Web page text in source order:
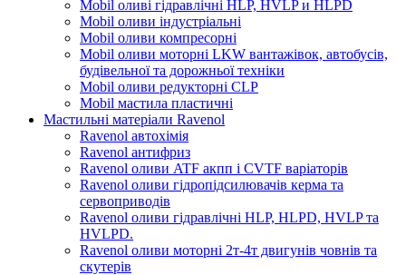
Mobil оливі гідравлічні HLP, HVLP и HLPD
Mobil оливи індустріальні
Mobil оливи компресорні
Mobil оливи моторні LKW вантажівок, автобусів,
будівельної та дорожньої техніки
Mobil оливи редукторні CLP
Mobil мастила пластичні
Мастильні матеріали Ravenol
Ravenol автохімія
Ravenol антифриз
Ravenol оливи ATF акпп і CVTF варіаторів
Ravenol оливи гідропідсилювачів керма та
сервоприводів
Ravenol оливи гідравлічні HLP, HLPD, HVLP та
HVLPD.
Ravenol оливи моторні 2т-4т двигунів човнів та
скутерів